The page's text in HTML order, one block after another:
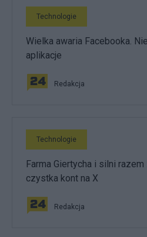
Technologie
Wielka awaria Facebooka.
aplikacje
Redakcja
Technologie
Farma Giertycha i silni
czystka kont na X
Redakcja